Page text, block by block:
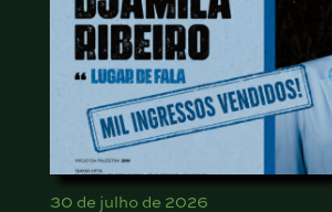
30 de julho de 2026